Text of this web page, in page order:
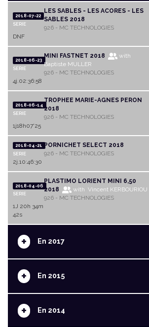
2018-07-22
SERIE
LES SABLES - LES ACORES - LES
SABLES 2018
926 - MC TECHNOLOGIES
DNF
2018-06-23
SERIE
MINI FASTNET 2018
with
Baptiste MULLER
926 - MC TECHNOLOGIES
4j.02:36:58
2018-06-14
SERIE
TROPHEE MARIE-AGNES PERON
2018
926 - MC TECHNOLOGIES
1j18h07'25
2018-04-21
SERIE
PORNICHET SELECT 2018
926 - MC TECHNOLOGIES
2j.10:46:30
2018-04-06
SERIE
PLASTIMO LORIENT MINI 6,50
2018
with Vincent KERBOURIOU
926 - MC TECHNOLOGIES
1J 20h 34m
42s
+ En 2017
+ En 2015
+ En 2014